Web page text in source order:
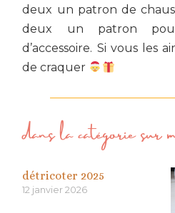
deux un patron de
deux un patron
d’accessoire. Si vous les
de craquer
dans la catégoriesur
détricoter 2025
12 janvier 2026